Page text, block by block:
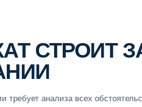
СТРОИТ
требует анализа всех